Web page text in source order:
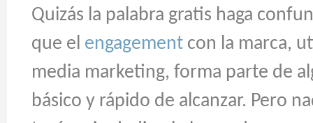
Quizás la palabra gratis haga
que el engagement con la marca,
media marketing, forma parte de
básico y rápido de alcanzar. Pero